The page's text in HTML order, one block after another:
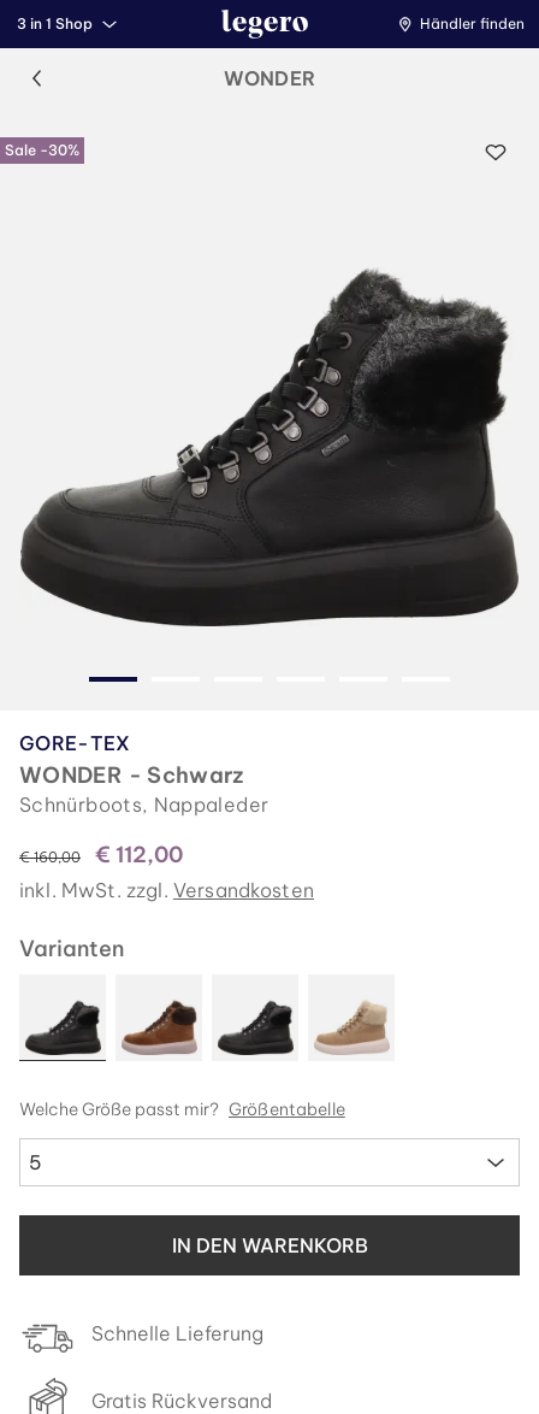
3 in 1 Shop Händler finden
WONDER
Sale -30%
GORE-TEX
WONDER - Schwarz
Schnürboots, Nappaleder
statt
€ 160,00 € 112,00
inkl. MwSt. zzgl. Versandkosten
Varianten
Welche Größe passt mir? Größentabelle
5
IN DEN WARENKORB
Schnelle Lieferung
Gratis Rückversand